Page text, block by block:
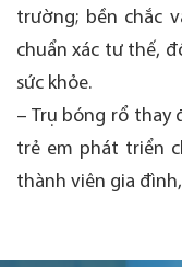
trường; bền chắc
chuẩn xác tư thế,
sức khỏe.
– Trụ bóng rổ thay
trẻ em phát triển
thành viên gia